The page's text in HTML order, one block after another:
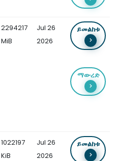
2294217
MiB
Jul 26
2026
ይመልከቱ
ማውረድ
1022197
KiB
Jul 26
2026
ይመልከቱ